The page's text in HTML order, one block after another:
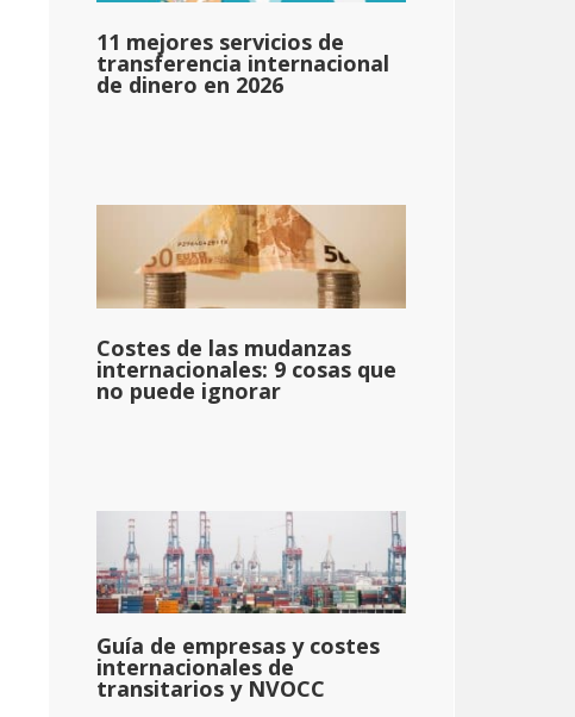
11 mejores servicios de
transferencia internacional
de dinero en 2026
Costes de las mudanzas
internacionales: 9 cosas que
no puede ignorar
Guía de empresas y costes
internacionales de
transitarios y NVOCC